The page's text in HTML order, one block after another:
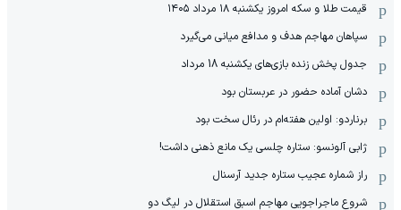
قیمت طلا و سکه امروز یکشنبه ۱۸ مرداد ۱۴۰۵
سپاهان مهاجم هدف و مدافع میانی می‌گیرد
جدول پخش زنده بازی‌های یکشنبه 18 مرداد
دشان آماده حضور در عربستان بود
برناردو: اولین هفته‌ام در رئال سخت بود
ژابی آلونسو: ستاره چلسی یک مانع ذهنی داشت!
راز شماره عجیب ستاره جدید آرسنال
شروع ماجراجویی مهاجم اسبق استقلال در لیگ دو